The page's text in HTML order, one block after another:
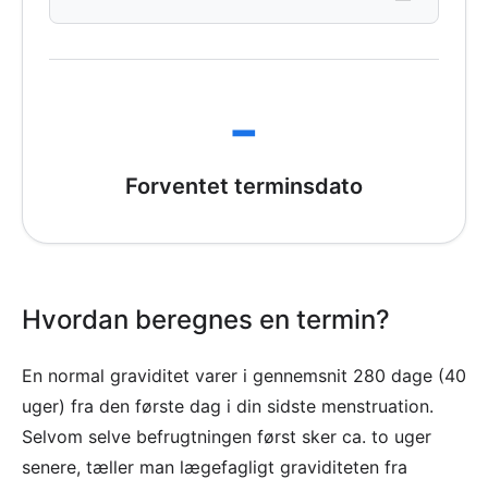
-
Forventet terminsdato
Hvordan beregnes en termin?
En normal graviditet varer i gennemsnit 280 dage (40
uger) fra den første dag i din sidste menstruation.
Selvom selve befrugtningen først sker ca. to uger
senere, tæller man lægefagligt graviditeten fra